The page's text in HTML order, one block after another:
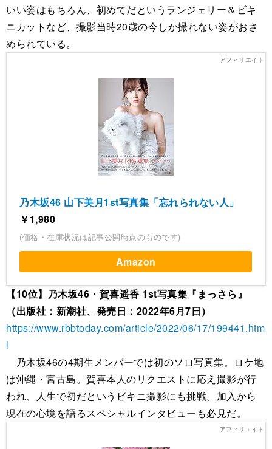
いい姿はもちろん、初めてだというランジェリー＆ビキ
ニカットなど、撮影当時20歳の今しか撮れない姿がおさ
められている。
乃木坂46 山下美月1st写真集「忘れられない人」
￥1,980
(価格・在庫状況は記事公開時点のものです)
Amazon
【10位】乃木坂46・賀喜遥香 1st写真集『まっさら』
（出版社：新潮社、発売日：2022年6月7日）
https://www.rbbtoday.com/article/2022/06/17/199441.htm
l
乃木坂46の4期生メンバーでは初のソロ写真集。ロケ地
は沖縄・宮古島。賀喜本人のリクエストに応え撮影が行
われ、人生で初だというビキニ撮影にも挑戦。加入から
現在の心境を語るスペシャルインタビューも必見だ。